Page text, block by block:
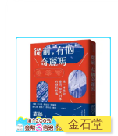
金石堂